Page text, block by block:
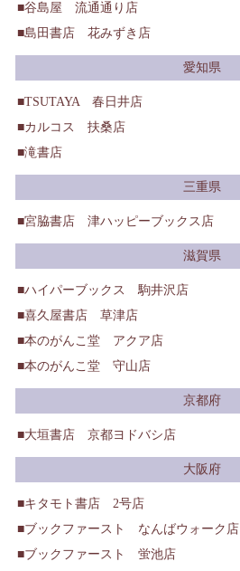
谷島屋 流通通り店
島田書店 花みずき店
愛知県
TSUTAYA 春日井店
カルコス 扶桑店
滝書店
三重県
宮脇書店 津ハッピーブックス店
滋賀県
ハイパーブックス 駒井沢店
喜久屋書店 草津店
本のがんこ堂 アクア店
本のがんこ堂 守山店
京都府
大垣書店 京都ヨドバシ店
大阪府
キタモト書店 2号店
ブックファースト なんばウォーク店
ブックファースト 蛍池店